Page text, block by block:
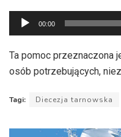
Odtwarzacz
plików
dźwiękowych
00:00
Ta pomoc przeznaczona
osób potrzebujących,
Tagi: Diecezja tarnowska